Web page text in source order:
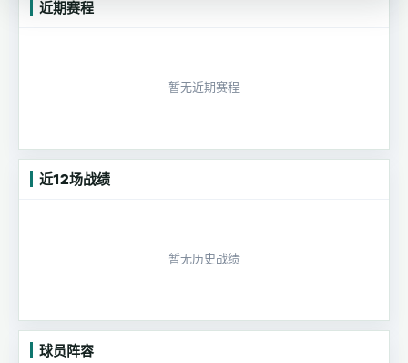
近期赛程
暂无近期赛程
近12场战绩
暂无历史战绩
球员阵容